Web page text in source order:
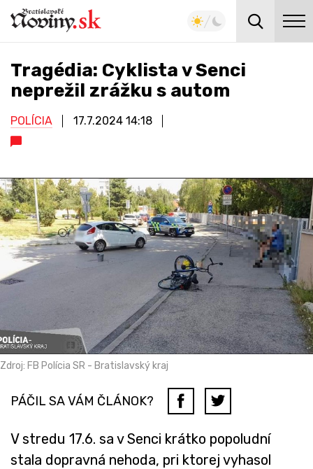
Tragédia: Cyklista v Senci
neprežil zrážku s autom
POLÍCIA 17.7.2024 14:18
Zdroj: FB Polícia SR - Bratislavský kraj
PÁČIL SA VÁM ČLÁNOK?
V stredu 17.6. sa v Senci krátko popoludní
stala dopravná nehoda, pri ktorej vyhasol